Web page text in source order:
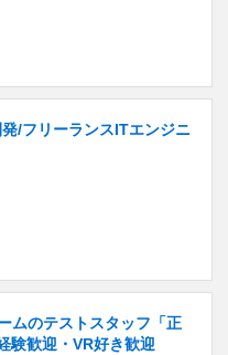
/フリーランスITエンジニ
ムのテストスタッフ「正
験歓迎・VR好き歓迎